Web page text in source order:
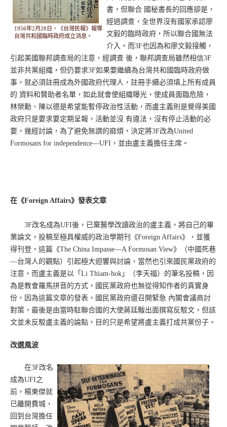
1956年2月28日，《台灣民報》報導
台灣共和國臨時政府成立消息。
書，但聯合 國秘書長的回應卻是，
經過調查，全世界沒有國家承認廖
文毅的臨時政府，所以聯合國無法
介入。而3F也因為和廖文毅接觸，
引起美國聯邦調查局的注意，經調查 後，聯邦調查局雖然相信3F
並非共黨組織，但仍要求3F如果要繼續為台灣共和國臨時政府做
事，就必須註冊成為外國政府代理人，註冊手續必須填上所有成員
的 資料和贊助者名單，如此就會使組織曝光，使成員面臨危險，
林榮勳、陳以德是希望能暫停政治性活動，而盧主義則是覺得美國
政府只是要求要定期呈報，活動並沒 有違法，沒有停止活動的必
要，幾經討論，為了避免無謂的麻煩，決定將3F改為United
Formosans for independence—UFI，並由盧主義擔任主席。
在《Foreign Affairs》發表文章
3F改名成為UFI後，已棄醫學改讀政治的盧主義，將自己的畢
業論文，投稿至極具權威的政治學期刊《Foreign Affairs》，並獲
得刊登，這篇《The China Impasse—A Formosan View》（中國死巷
—台灣人的觀點）引起極大迴響與討論，當然也引來國民黨政府的
注意，而盧主義是以「Li Thiam-hok」（李天福）的筆名投稿，因
為是教會羅馬拼音的方式，國民黨政府也無從得知作者的真實身
份，因為這篇文章的發表，國民黨政府還召開緊急 內閣會議商討
對策，最後是由當時駐聯合國的大使蔣廷黻出面撰寫反駁文，但該
文並未反駁盧主義的論點，目的只是希望將盧主義打成共黨份子。
改選風波
在3F改名
成為UFI之
前，楊東傑就
已離開費城，
回到台灣擔任